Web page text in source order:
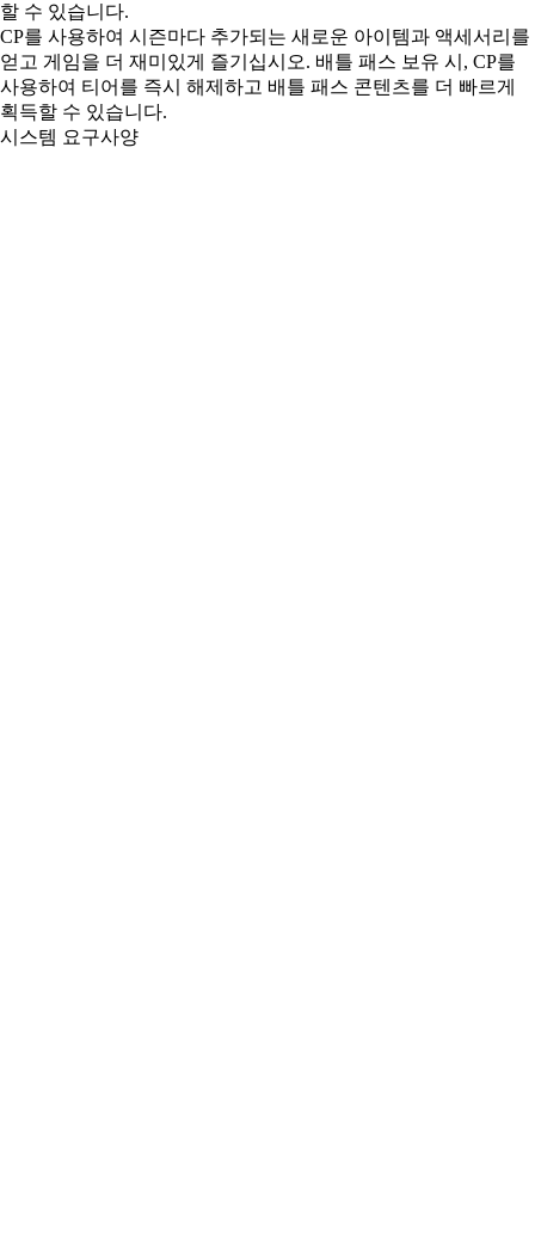
할 수 있습니다.
CP를 사용하여 시즌마다 추가되는 새로운 아이템과 액세서리를
얻고 게임을 더 재미있게 즐기십시오. 배틀 패스 보유 시, CP를
사용하여 티어를 즉시 해제하고 배틀 패스 콘텐츠를 더 빠르게
획득할 수 있습니다.
시스템 요구사양